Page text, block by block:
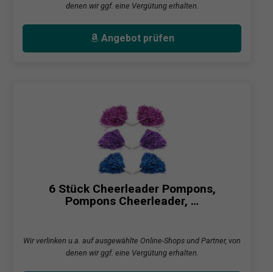
denen wir ggf. eine Vergütung erhalten.
Angebot prüfen
6 Stück Cheerleader Pompons,
Pompons Cheerleader, …
Wir verlinken u.a. auf ausgewählte Online-Shops und Partner, von
denen wir ggf. eine Vergütung erhalten.